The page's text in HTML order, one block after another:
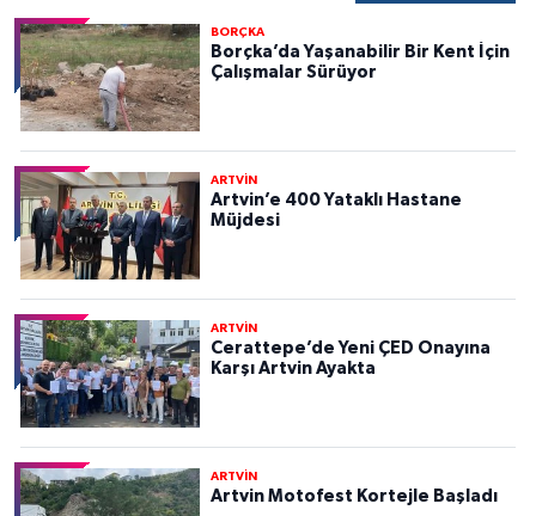
BORÇKA
Borçka’da Yaşanabilir Bir Kent İçin
Çalışmalar Sürüyor
ARTVİN
Artvin’e 400 Yataklı Hastane
Müjdesi
ARTVİN
Cerattepe’de Yeni ÇED Onayına
Karşı Artvin Ayakta
ARTVİN
Artvin Motofest Kortejle Başladı